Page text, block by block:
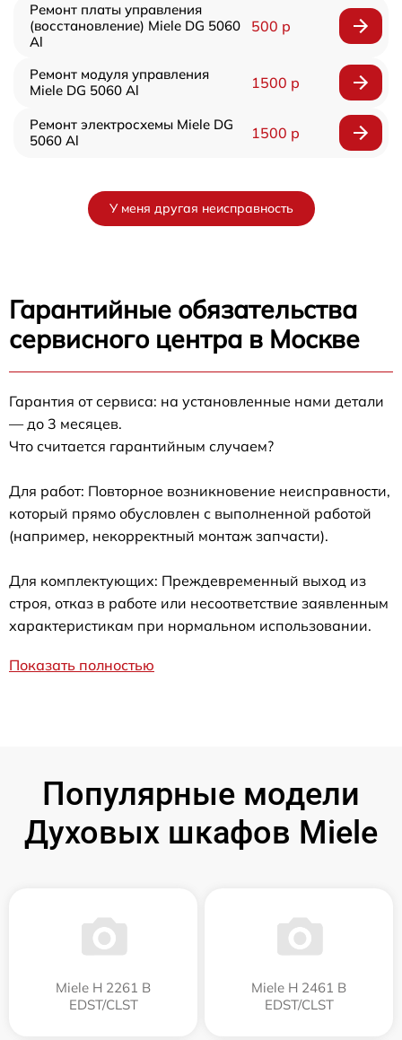
Ремонт платы управления
(восстановление) Miele DG 5060
Al
500 р
Ремонт модуля управления
Miele DG 5060 Al
1500 р
Ремонт электросхемы Miele DG
5060 Al
1500 р
У меня другая неисправность
Гарантийные обязательства
сервисного центра в Москве
Гарантия от сервиса: на установленные нами детали
— до 3 месяцев.
Что считается гарантийным случаем?
Для работ: Повторное возникновение неисправности,
который прямо обусловлен с выполненной работой
(например, некорректный монтаж запчасти).
Для комплектующих: Преждевременный выход из
строя, отказ в работе или несоответствие заявленным
характеристикам при нормальном использовании.
Показать полностью
Популярные модели
Духовых шкафов Miele
Miele H 2261 B
EDST/CLST
Miele H 2461 B
EDST/CLST